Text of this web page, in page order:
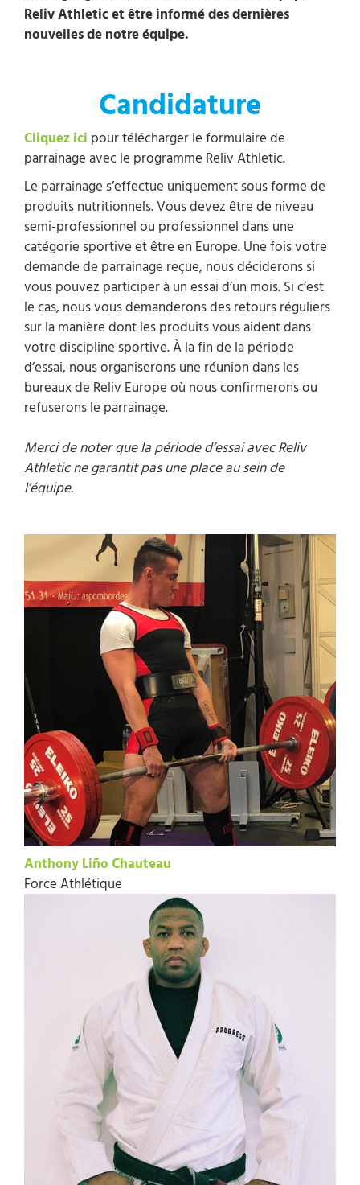
Reliv Athletic et être informé des dernières
nouvelles de notre équipe.
Candidature
Cliquez icipour télécharger le formulaire de
parrainage avec le programme Reliv Athletic.
Le parrainage s’effectue uniquement sous forme de
produits nutritionnels. Vous devez être de niveau
semi-professionnel ou professionnel dans une
catégorie sportive et être en Europe. Une fois votre
demande de parrainage reçue, nous déciderons si
vous pouvez participer à un essai d’un mois. Si c’est
le cas, nous vous demanderons des retours réguliers
sur la manière dont les produits vous aident dans
votre discipline sportive. À la fin de la période
d’essai, nous organiserons une réunion dans les
bureaux de Reliv Europe où nous confirmerons ou
refuserons le parrainage.
Merci de noter que la période d’essai avec Reliv
Athletic ne garantit pas une place au sein de
l’équipe.
Anthony Liño Chauteau
Force Athlétique